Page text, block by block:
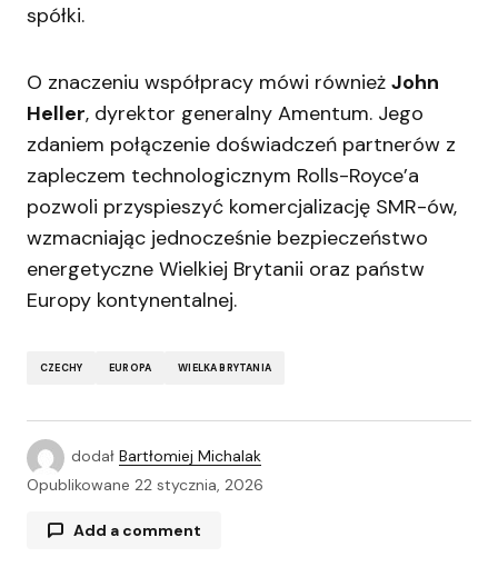
spółki.
O znaczeniu współpracy mówi również John
Heller, dyrektor generalny Amentum. Jego
zdaniem połączenie doświadczeń partnerów z
zapleczem technologicznym Rolls-Royce’a
pozwoli przyspieszyć komercjalizację SMR-ów,
wzmacniając jednocześnie bezpieczeństwo
energetyczne Wielkiej Brytanii oraz państw
Europy kontynentalnej.
CZECHY EUROPA WIELKA BRYTANIA
dodał Bartłomiej Michalak
Opublikowane 22 stycznia, 2026
Add a comment